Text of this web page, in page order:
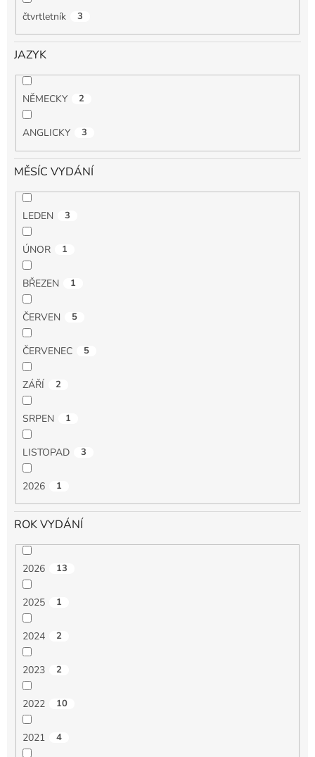
čtvrtletník 3
JAZYK
NĚMECKY 2
ANGLICKY 3
MĚSÍC VYDÁNÍ
LEDEN 3
ÚNOR 1
BŘEZEN 1
ČERVEN 5
ČERVENEC 5
ZÁŘÍ 2
SRPEN 1
LISTOPAD 3
2026 1
ROK VYDÁNÍ
2026 13
2025 1
2024 2
2023 2
2022 10
2021 4